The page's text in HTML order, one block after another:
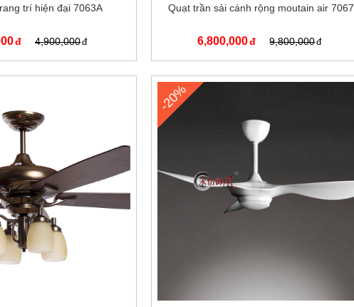
trí hiện đại 7063A
4,900,000
Quạt trần sải cánh rộng moutain air 7067
6,800,000 9,800,000
-20%